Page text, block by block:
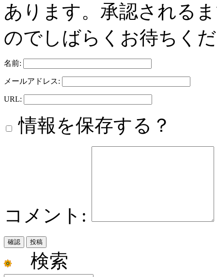
あります。承認される
のでしばらくお待ちく
名前:
メールアドレス:
URL:
情報を保存する？
コメント:
検索